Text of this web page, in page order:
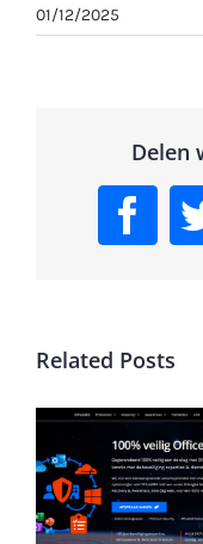
01/12/2025
Delen
Related Posts